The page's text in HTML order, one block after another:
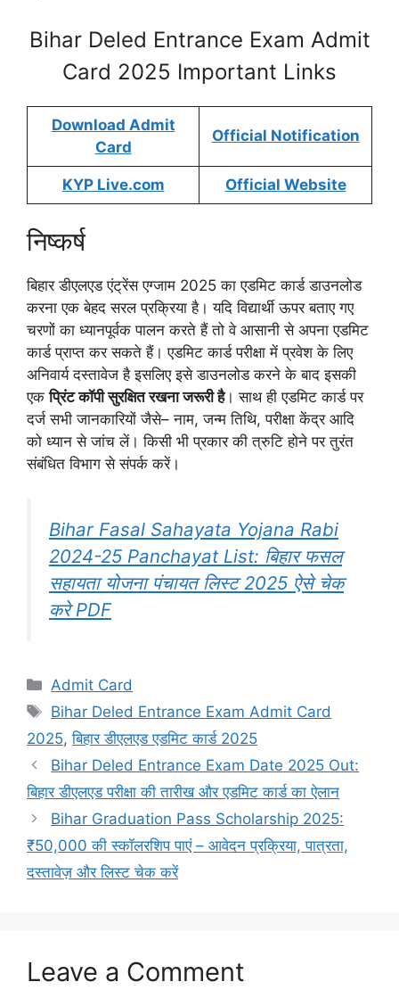
Bihar Deled Entrance Exam Admit
Card 2025 Important Links
Download Admit
Card
Official Notification
KYP Live.com Official Website
निष्कर्ष
बिहार डीएलएड एंट्रेंस एग्जाम 2025 का एडमिट कार्ड डाउनलोड
करना एक बेहद सरल प्रक्रिया है। यदि विद्यार्थी ऊपर बताए गए
चरणों का ध्यानपूर्वक पालन करते हैं तो वे आसानी से अपना एडमिट
कार्ड प्राप्त कर सकते हैं। एडमिट कार्ड परीक्षा में प्रवेश के लिए
अनिवार्य दस्तावेज है इसलिए इसे डाउनलोड करने के बाद इसकी
एकप्रिंट कॉपी सुरक्षित रखना जरूरी है। साथ ही एडमिट कार्ड पर
दर्ज सभी जानकारियों जैसे– नाम, जन्म तिथि, परीक्षा केंद्र आदि
को ध्यान से जांच लें। किसी भी प्रकार की त्रुटि होने पर तुरंत
संबंधित विभाग से संपर्क करें।
Bihar Fasal Sahayata Yojana Rabi
2024-25 Panchayat List: बिहार फसल
सहायता योजना पंचायत लिस्ट 2025 ऐसे चेक
करे PDF
Categories
Admit Card
Tags
Bihar Deled Entrance Exam Admit Card
2025,बिहार डीएलएड एडमिट कार्ड 2025
Bihar Deled Entrance Exam Date 2025 Out:
बिहार डीएलएड परीक्षा की तारीख और एडमिट कार्ड का ऐलान
Bihar Graduation Pass Scholarship 2025:
₹50,000 की स्कॉलरशिप पाएं – आवेदन प्रक्रिया, पात्रता,
दस्तावेज़ और लिस्ट चेक करें
Leave a Comment